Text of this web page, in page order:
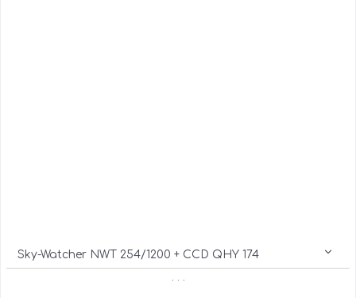
Sky-Watcher NWT 254/1200 + CCD QHY 174
. . .